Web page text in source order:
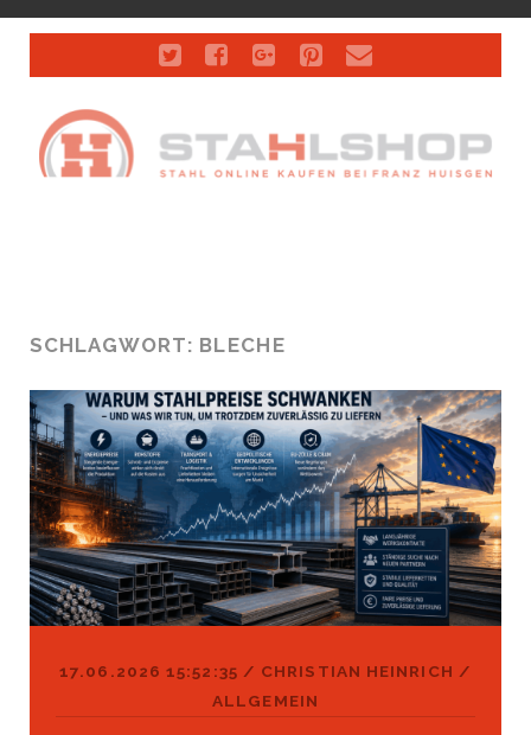
twitterfacebook
google-pinterest
email
SCHLAGWORT: BLECHE
17.06.2026 15:52:35 / CHRISTIAN HEINRICH /
ALLGEMEIN